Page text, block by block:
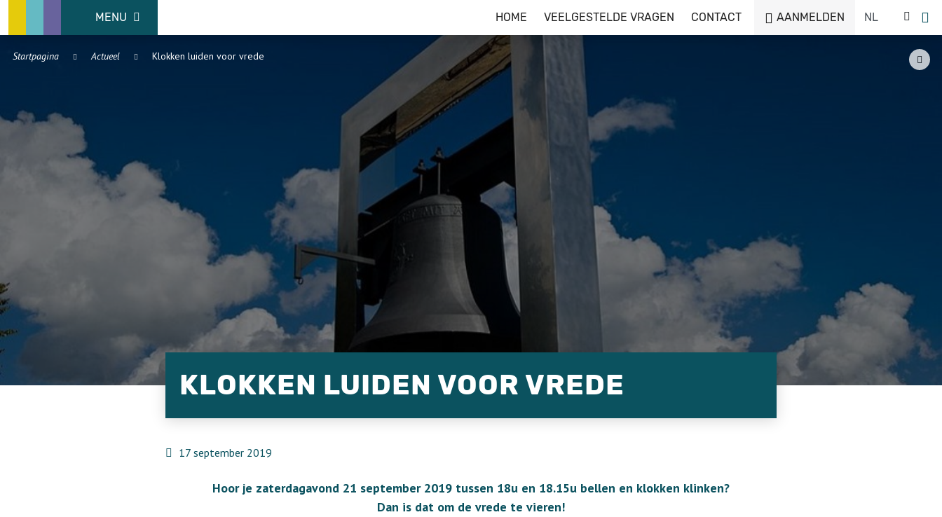
MENU HOME VEELGESTELDE VRAGEN CONTACT AANMELDEN
Startpagina Actueel Klokken luiden voor vrede
KLOKKEN LUIDEN VOOR VREDE
17 september 2019
Hoor je zaterdagavond 21 september 2019 tussen 18u en 18.15u bellen en klokken klinken?
Dan is dat om de vrede te vieren!